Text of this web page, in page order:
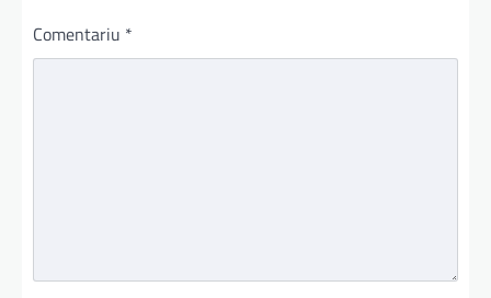
Comentariu *